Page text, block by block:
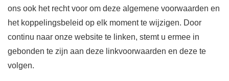
ons ook het recht voor om deze algemene voorwaarden en
het koppelingsbeleid op elk moment te wijzigen. Door
continu naar onze website te linken, stemt u ermee in
gebonden te zijn aan deze linkvoorwaarden en deze te
volgen.